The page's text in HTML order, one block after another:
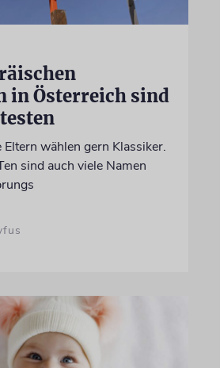
in Österreich sind
wählen gern Klassiker.
sind auch viele Namen